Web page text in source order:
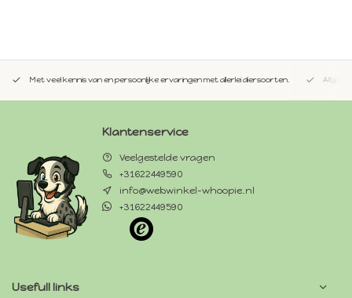
Met veel kennis van en persoonlijke ervaringen met allerlei diersoorten. Altijd
Klantenservice
Veelgestelde vragen
+31622449590
info@webwinkel-whoopie.nl
+31622449590
Usefull links